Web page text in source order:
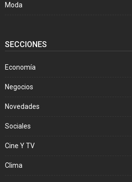
Moda
SECCIONES
Economía
Negocios
Novedades
Sociales
Cine Y TV
Clima